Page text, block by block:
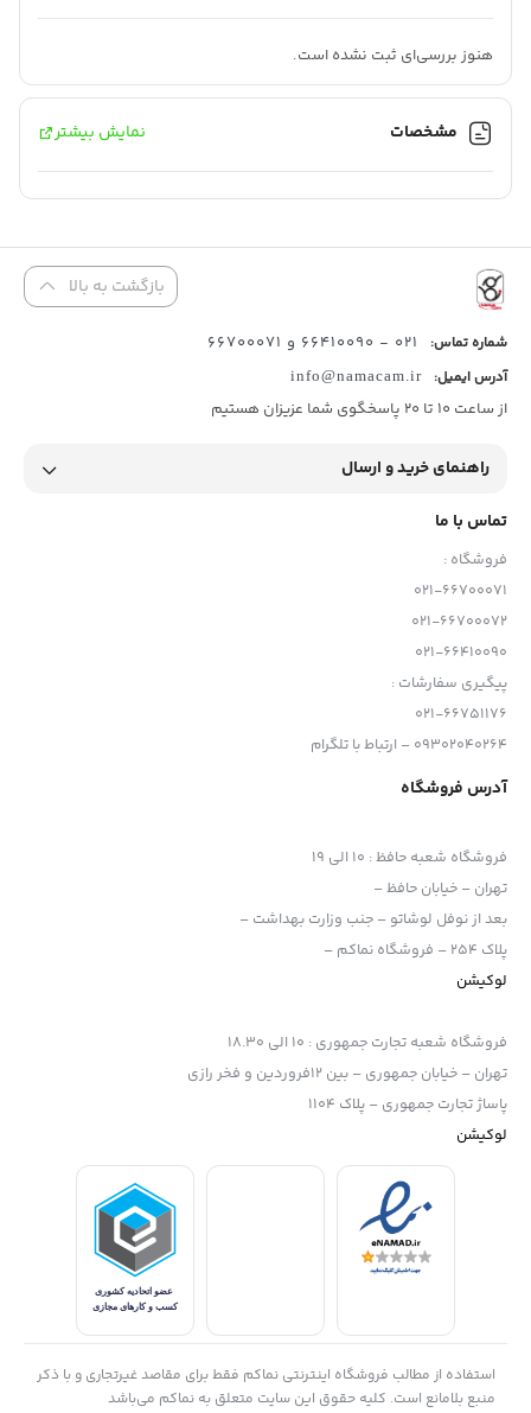
این مانت مکانیزم آزادسازی سریع و قوی دارد .
با لمس یک دکمه , دوربین اینستا360 را سوار و جدا کنید .
لوازم جانبی گوپرو ( مانت برعکس )
طراحی فوق العاده نازک ،پایه را در تصویر 360 درجه نامرئی می کند .
لوازم جانبی گوپرو ( مانت برعکس )
جانبی های مختلف ، قابل تعویض است .
لوازم جانبی گوپرو ( مانت برعکس )
یاداشت:
برای دیدن لوازم جانبی محصولات گوپرو به لینک های روبرو مراجعه
کیت لوازم جانبی گوپرو.
سازگاری:
X3, ONE RS,ONE X2,ONE R,ONE X,GO 2
هنوز بررسی‌ای ثبت نشده است.
مشخصات نمایش بیشتر
بازگشت به بالا
شماره تماس: 021 - 66410090 و 66700071
آدرس ایمیل: info@namacam.ir
از ساعت 10 تا 20 پاسخگوی شما عزیزان هستیم
راهنمای خرید و ارسال
تماس با ما
فروشگاه :
021-66700071
021-66700072
021-66410090
پیگیری سفارشات :
021-66751176
09302040264 – ارتباط با تلگرام
آدرس فروشگاه
فروشگاه شعبه حافظ: 10 الی 19
تهران – خیابان حافظ –
بعد از نوفل لوشاتو – جنب وزارت بهداشت –
پلاک 254 – فروشگاه نماکم –
لوکیشن
فروشگاه شعبه تجارت جمهوری : 10 الی 18.30
تهران – خیابان جمهوری – بین 12فروردین و فخر رازی
پاساژ تجارت جمهوری – پلاک 1104
لوکیشن
استفاده از مطالب فروشگاه اینترنتی نماکم فقط برای مقاصد غیرتجاری و با ذکر
منبع بلامانع است. کلیه حقوق این سایت متعلق به نماکم می‌باشد